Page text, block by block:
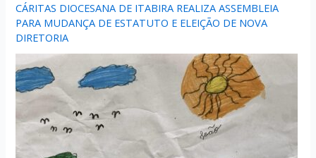
CÁRITAS DIOCESANA DE ITABIRA REALIZA ASSEMBLEIA
PARA MUDANÇA DE ESTATUTO E ELEIÇÃO DE NOVA
DIRETORIA